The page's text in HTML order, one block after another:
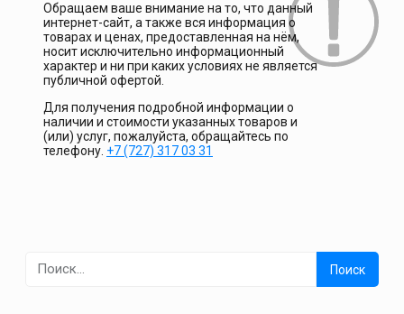
Обращаем ваше внимание на то, что данный
интернет-сайт, а также вся информация о
товарах и ценах, предоставленная на нём,
носит исключительно информационный
характер и ни при каких условиях не является
публичной офертой.
Для получения подробной информации о
наличии и стоимости указанных товаров и
(или) услуг, пожалуйста, обращайтесь по
телефону. +7 (727) 317 03 31
Найти: